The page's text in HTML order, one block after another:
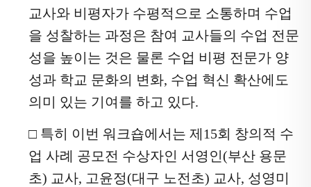
교사와 비평자가 수평적으로 소통하며 수업
을 성찰하는 과정은 참여 교사들의 수업 전문
성을 높이는 것은 물론 수업 비평 전문가 양
성과 학교 문화의 변화, 수업 혁신 확산에도
의미 있는 기여를 하고 있다.
□ 특히 이번 워크숍에서는 제15회 창의적 수
업 사례 공모전 수상자인 서영인(부산 용문
초) 교사, 고윤정(대구 노전초) 교사, 성영미